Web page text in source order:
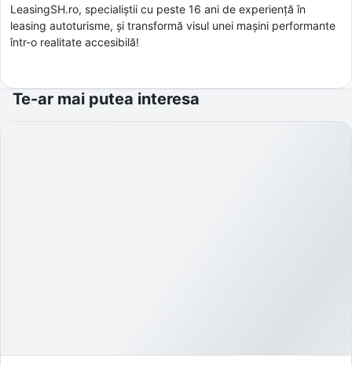
LeasingSH.ro, specialiștii cu peste 16 ani de experiență în
leasing autoturisme, și transformă visul unei mașini performante
într-o realitate accesibilă!
Te-ar mai putea interesa